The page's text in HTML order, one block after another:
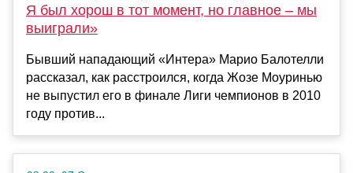
Я был хорош в тот момент, но главное – мы
выиграли»
Бывший нападающий «Интера» Марио Балотелли
рассказал, как расстроился, когда Жозе Моуринью
не выпустил его в финале Лиги чемпионов в 2010
году против...